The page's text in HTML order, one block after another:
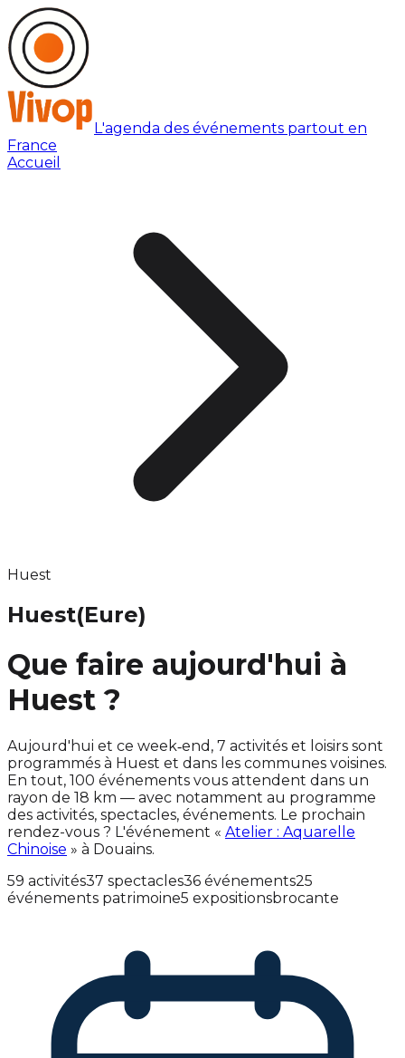
L'agenda des événements partout en
France
Accueil
Huest
Huest(Eure)
Que faire aujourd'hui à
Huest ?
Aujourd'hui et ce week‑end, 7 activités et loisirs sont
programmés à Huest et dans les communes voisines.
En tout, 100 événements vous attendent dans un
rayon de 18 km — avec notamment au programme
des activités, spectacles, événements. Le prochain
rendez-vous ? L'événement « Atelier : Aquarelle
Chinoise » à Douains.
59 activités37 spectacles36 événements25
événements patrimoine5 expositionsbrocante